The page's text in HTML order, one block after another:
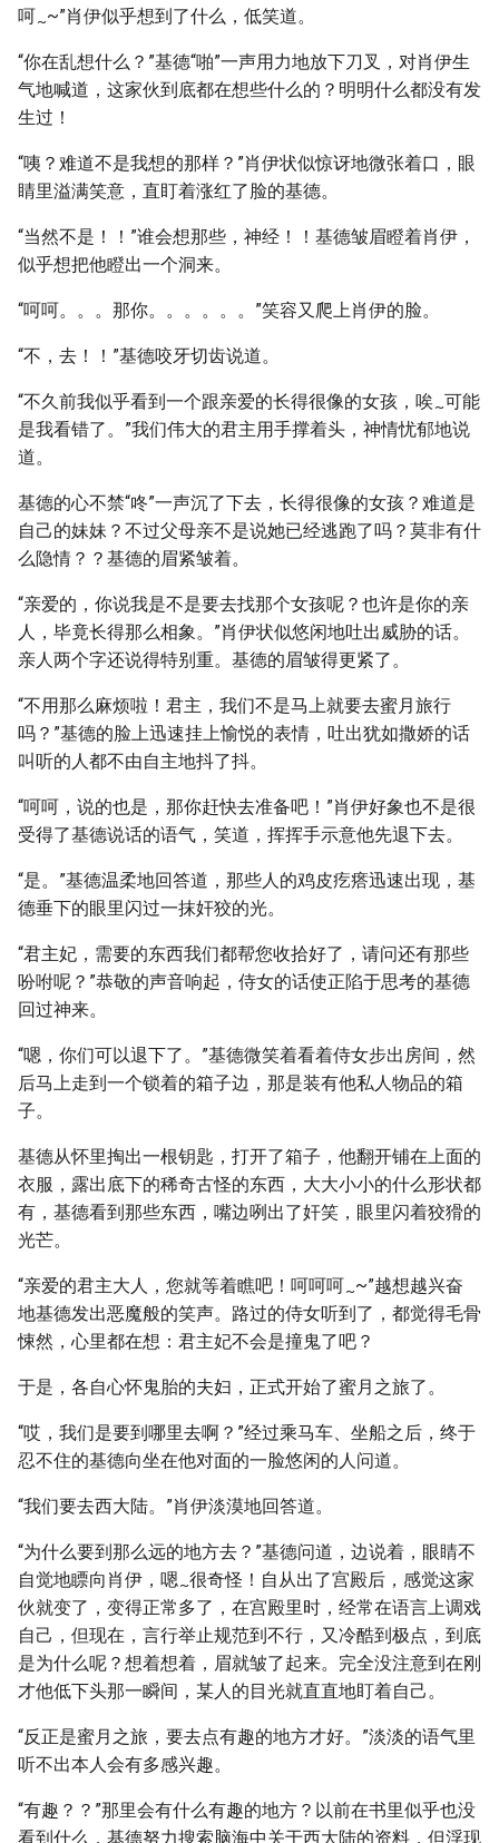
呵~~”肖伊似乎想到了什么，低笑道。
“你在乱想什么？”基德“啪”一声用力地放下刀叉，对肖伊生
气地喊道，这家伙到底都在想些什么的？明明什么都没有发
生过！
“咦？难道不是我想的那样？”肖伊状似惊讶地微张着口，眼
睛里溢满笑意，直盯着涨红了脸的基德。
“当然不是！！”谁会想那些，神经！！基德皱眉瞪着肖伊，
似乎想把他瞪出一个洞来。
“呵呵。。。那你。。。。。。”笑容又爬上肖伊的脸。
“不，去！！”基德咬牙切齿说道。
“不久前我似乎看到一个跟亲爱的长得很像的女孩，唉~可能
是我看错了。”我们伟大的君主用手撑着头，神情忧郁地说
道。
基德的心不禁“咚”一声沉了下去，长得很像的女孩？难道是
自己的妹妹？不过父母亲不是说她已经逃跑了吗？莫非有什
么隐情？？基德的眉紧皱着。
“亲爱的，你说我是不是要去找那个女孩呢？也许是你的亲
人，毕竟长得那么相象。”肖伊状似悠闲地吐出威胁的话。
亲人两个字还说得特别重。基德的眉皱得更紧了。
“不用那么麻烦啦！君主，我们不是马上就要去蜜月旅行
吗？”基德的脸上迅速挂上愉悦的表情，吐出犹如撒娇的话
叫听的人都不由自主地抖了抖。
“呵呵，说的也是，那你赶快去准备吧！”肖伊好象也不是很
受得了基德说话的语气，笑道，挥挥手示意他先退下去。
“是。”基德温柔地回答道，那些人的鸡皮疙瘩迅速出现，基
德垂下的眼里闪过一抹奸狡的光。
“君主妃，需要的东西我们都帮您收拾好了，请问还有那些
吩咐呢？”恭敬的声音响起，侍女的话使正陷于思考的基德
回过神来。
“嗯，你们可以退下了。”基德微笑着看着侍女步出房间，然
后马上走到一个锁着的箱子边，那是装有他私人物品的箱
子。
基德从怀里掏出一根钥匙，打开了箱子，他翻开铺在上面的
衣服，露出底下的稀奇古怪的东西，大大小小的什么形状都
有，基德看到那些东西，嘴边咧出了奸笑，眼里闪着狡猾的
光芒。
“亲爱的君主大人，您就等着瞧吧！呵呵呵~~”越想越兴奋
地基德发出恶魔般的笑声。路过的侍女听到了，都觉得毛骨
悚然，心里都在想：君主妃不会是撞鬼了吧？
于是，各自心怀鬼胎的夫妇，正式开始了蜜月之旅了。
“哎，我们是要到哪里去啊？”经过乘马车、坐船之后，终于
忍不住的基德向坐在他对面的一脸悠闲的人问道。
“我们要去西大陆。”肖伊淡漠地回答道。
“为什么要到那么远的地方去？”基德问道，边说着，眼睛不
自觉地瞟向肖伊，嗯~很奇怪！自从出了宫殿后，感觉这家
伙就变了，变得正常多了，在宫殿里时，经常在语言上调戏
自己，但现在，言行举止规范到不行，又冷酷到极点，到底
是为什么呢？想着想着，眉就皱了起来。完全没注意到在刚
才他低下头那一瞬间，某人的目光就直直地盯着自己。
“反正是蜜月之旅，要去点有趣的地方才好。”淡淡的语气里
听不出本人会有多感兴趣。
“有趣？？”那里会有什么有趣的地方？以前在书里似乎也没
看到什么，基德努力搜索脑海中关于西大陆的资料，但浮现